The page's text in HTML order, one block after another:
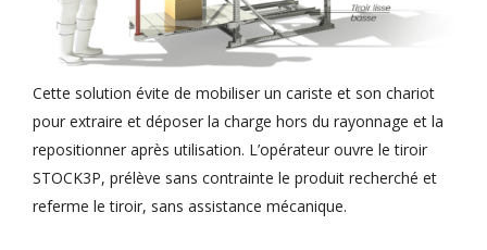
Cette solution évite de mobiliser un cariste et son chariot
pour extraire et déposer la charge hors du rayonnage et la
repositionner après utilisation. L’opérateur ouvre le tiroir
STOCK3P, prélève sans contrainte le produit recherché et
referme le tiroir, sans assistance mécanique.